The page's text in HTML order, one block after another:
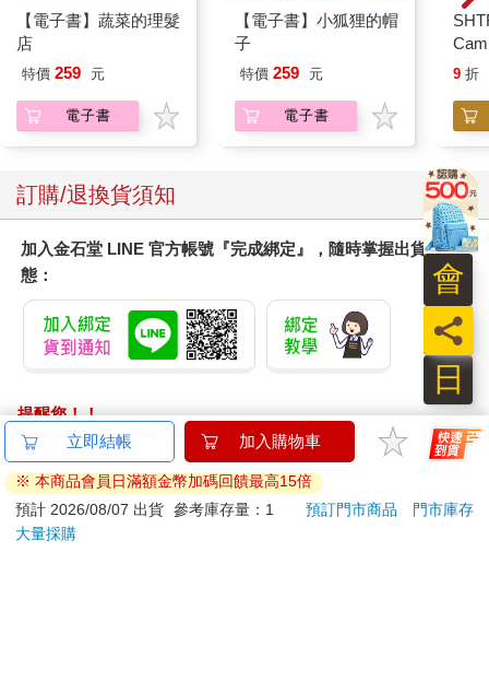
【電子書】蔬菜的理髮
店
特價 259 元
電子書
【電子書】小狐狸的帽
子
特價 259 元
電子書
9 折
訂購/退換貨須知
加入金石堂 LINE 官方帳號『完成綁定』，隨時掌握出貨動
態：
提醒您！！
金石堂及銀行均不會請您操作ATM! 如接獲電話要求您前往
ATM提款機，請不要聽從指示，以免受騙上當！
退換貨須知：
**提醒您，鑑賞期不等於試用期，退回商品須為全新狀態**
立即結帳 加入購物車
※ 本商品會員日滿額金幣加碼回饋最高15倍
預計 2026/08/07 出貨 參考庫存量：1 預訂門市商品
門市庫存
大量採購
日
員
會